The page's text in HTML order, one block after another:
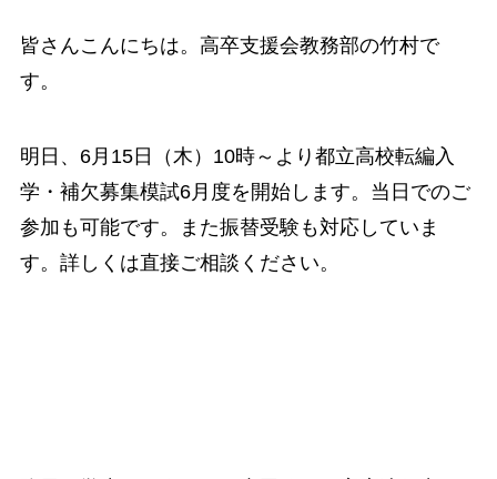
皆さんこんにちは。高卒支援会教務部の竹村で
す。
明日、6月15日（木）10時～より都立高校転編入
学・補欠募集模試6月度を開始します。当日でのご
参加も可能です。また振替受験も対応していま
す。詳しくは直接ご相談ください。